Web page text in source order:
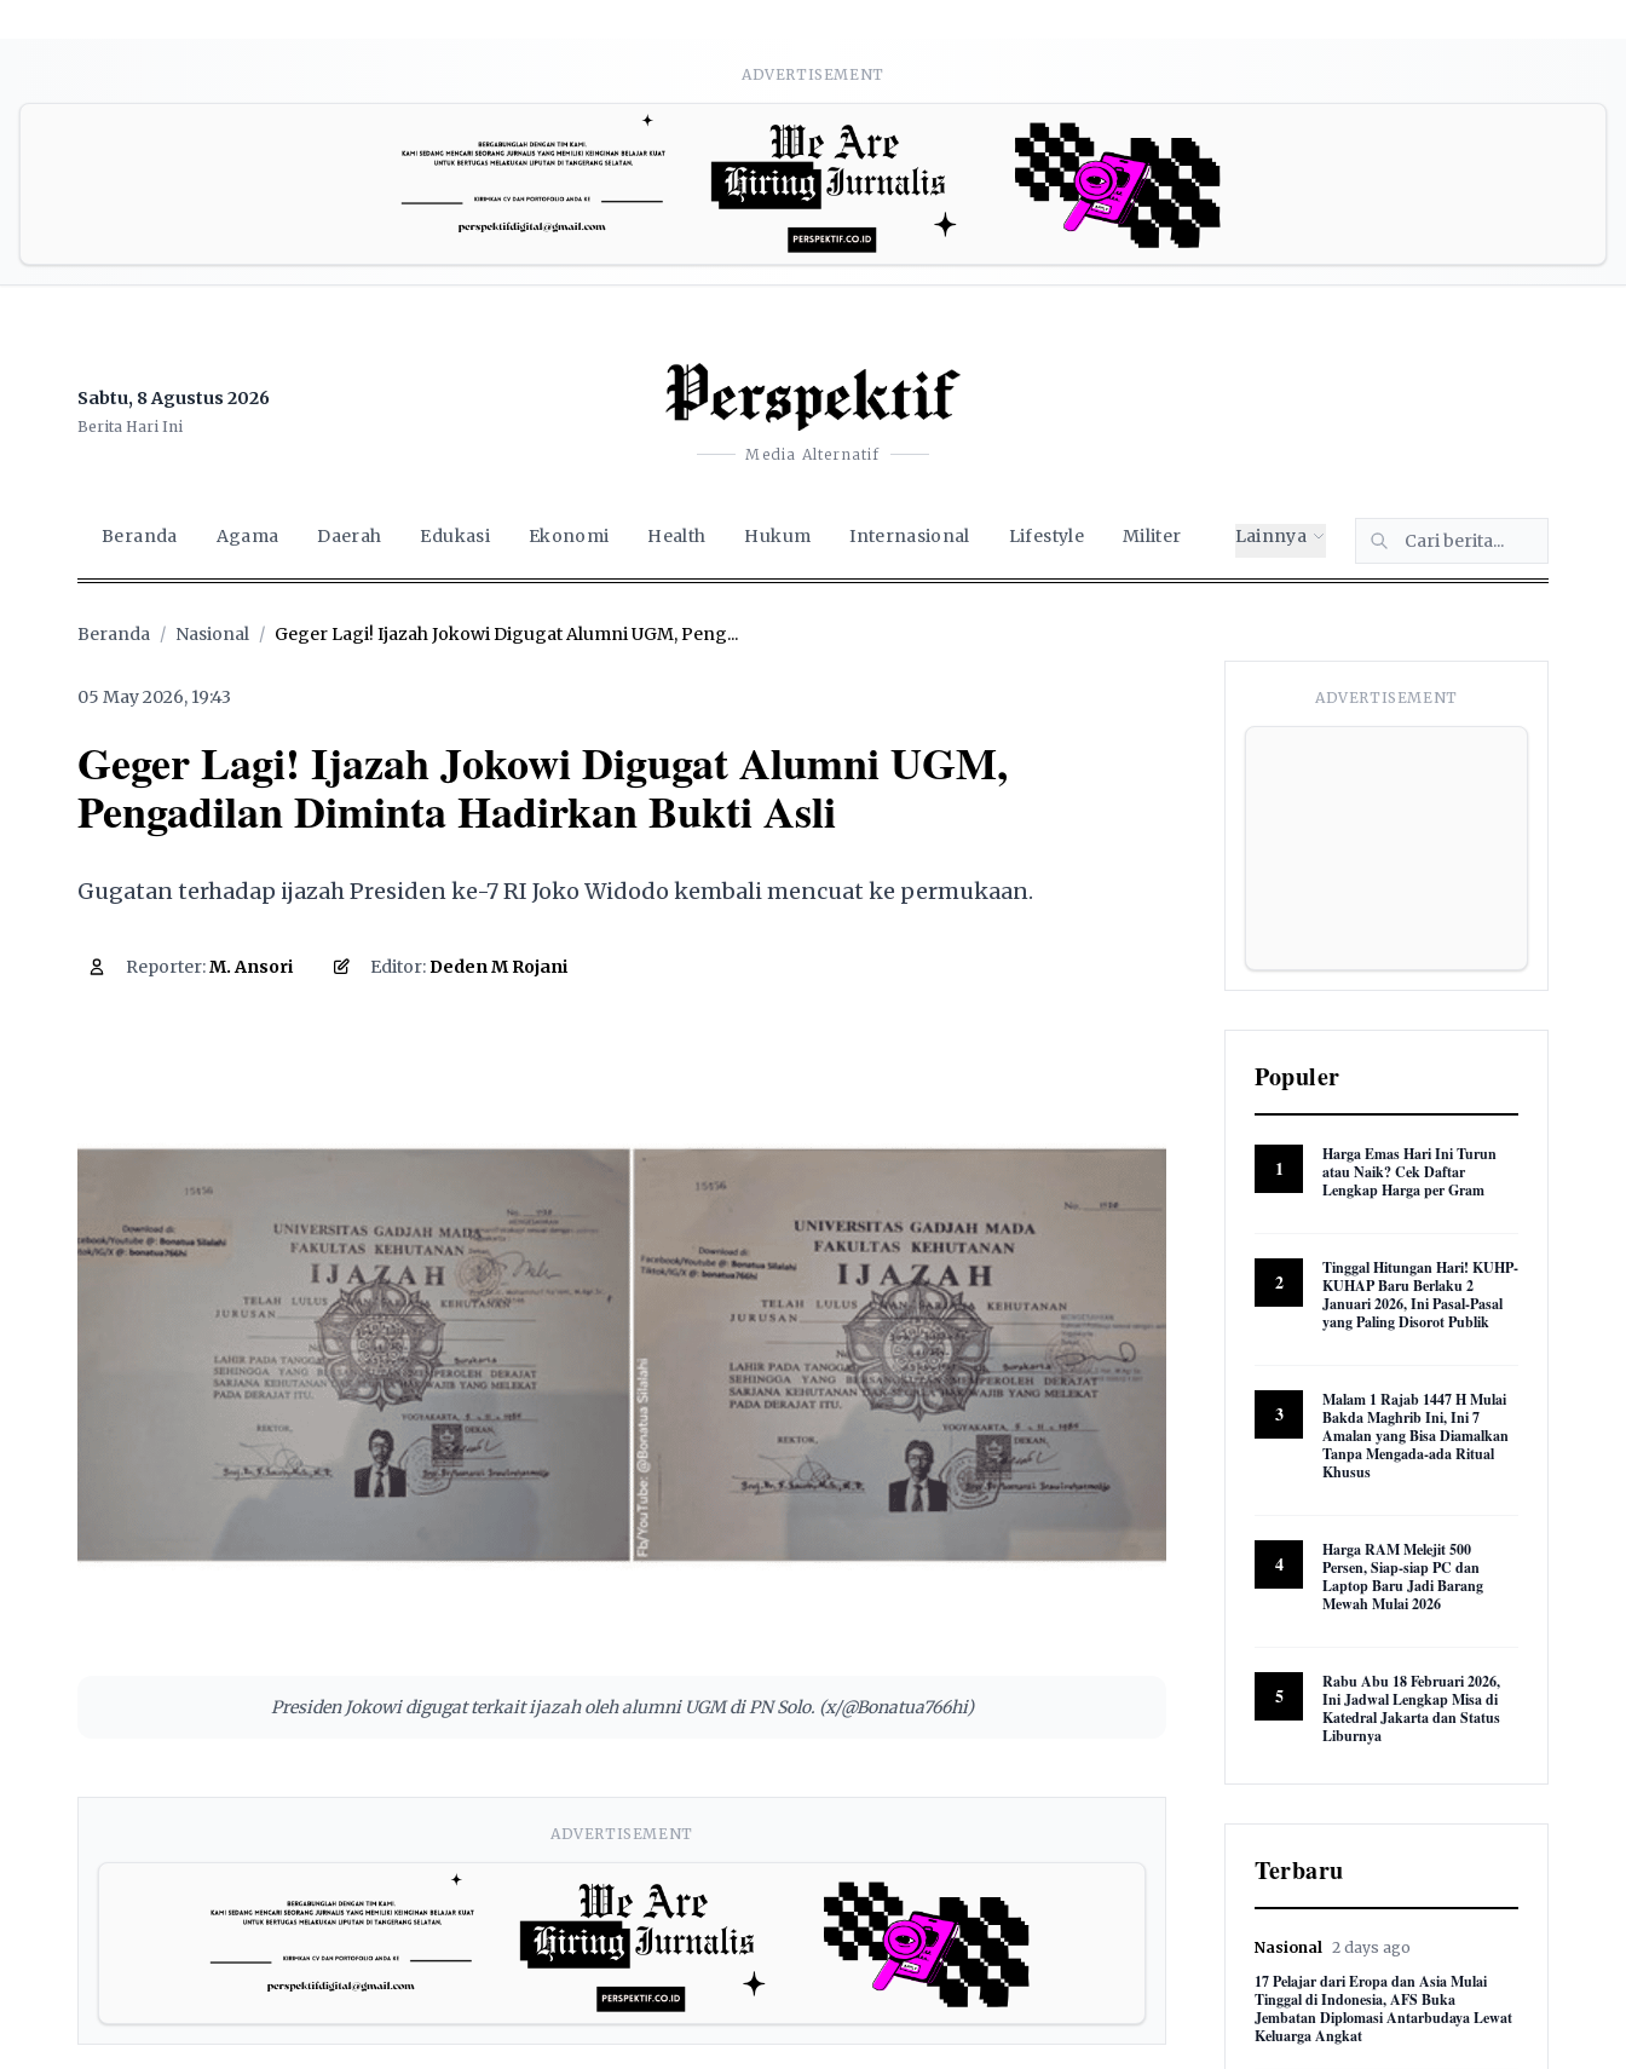
ADVERTISEMENT
Sabtu, 8 Agustus 2026
Berita Hari Ini
Media Alternatif
Beranda Agama Daerah Edukasi Ekonomi Health Hukum Internasional Lifestyle Militer Lainnya
Beranda / Nasional / Geger Lagi! Ijazah Jokowi Digugat Alumni UGM, Peng...
05 May 2026, 19:43
Geger Lagi! Ijazah Jokowi Digugat Alumni UGM,
Pengadilan Diminta Hadirkan Bukti Asli
Gugatan terhadap ijazah Presiden ke-7 RI Joko Widodo kembali mencuat ke permukaan.
Reporter:M. Ansori Editor:Deden M Rojani
1,950
Presiden Jokowi digugat terkait ijazah oleh alumni UGM di PN Solo. (x/@Bonatua766hi)
ADVERTISEMENT
ADVERTISEMENT
Populer
1
Harga Emas Hari Ini Turun
atau Naik? Cek Daftar
Lengkap Harga per Gram
2
Tinggal Hitungan Hari! KUHP-
KUHAP Baru Berlaku 2
Januari 2026, Ini Pasal-Pasal
yang Paling Disorot Publik
3
Malam 1 Rajab 1447 H Mulai
Bakda Maghrib Ini, Ini 7
Amalan yang Bisa Diamalkan
Tanpa Mengada-ada Ritual
Khusus
4
Harga RAM Melejit 500
Persen, Siap-siap PC dan
Laptop Baru Jadi Barang
Mewah Mulai 2026
5
Rabu Abu 18 Februari 2026,
Ini Jadwal Lengkap Misa di
Katedral Jakarta dan Status
Liburnya
Terbaru
Nasional 2 days ago
17 Pelajar dari Eropa dan Asia Mulai
Tinggal di Indonesia, AFS Buka
Jembatan Diplomasi Antarbudaya Lewat
Keluarga Angkat